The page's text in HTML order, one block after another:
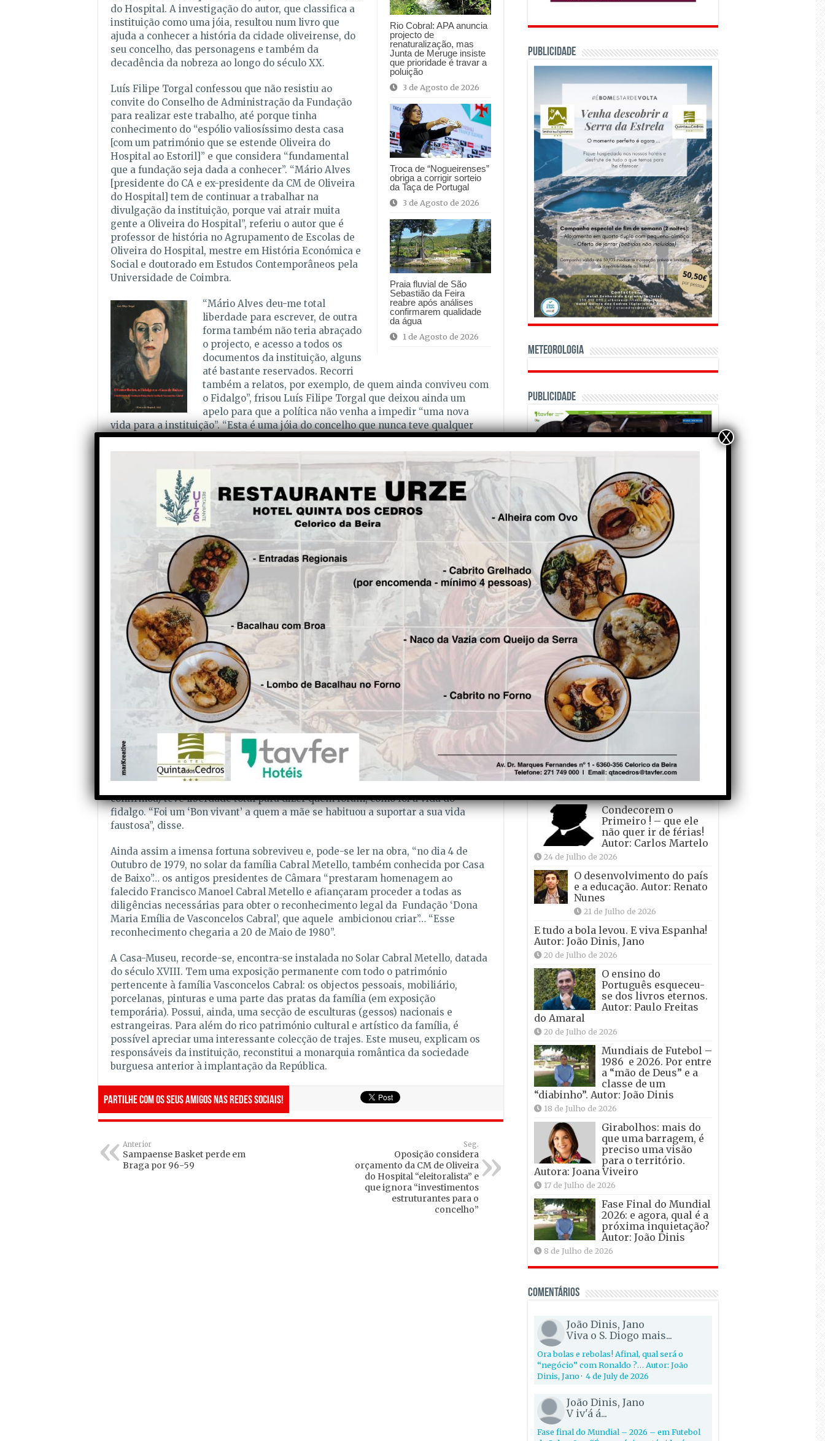
Rio Cobral: APA anuncia
projecto de
renaturalização, mas
Junta de Meruge insiste
que prioridade é travar a
poluição
3 de Agosto de 2026
Troca de “Nogueirenses”
obriga a corrigir sorteio
da Taça de Portugal
3 de Agosto de 2026
Praia fluvial de São
Sebastião da Feira
reabre após análises
confirmarem qualidade
da água
1 de Agosto de 2026
do Hospital. A investigação do autor, que classifica a
instituição como uma jóia, resultou num livro que
ajuda a conhecer a história da cidade oliveirense, do
seu concelho, das personagens e também da
decadência da nobreza ao longo do século XX.
Luís Filipe Torgal confessou que não resistiu ao
convite do Conselho de Administração da Fundação
para realizar este trabalho, até porque tinha
conhecimento do “espólio valiosíssimo desta casa
[com um património que se estende Oliveira do
Hospital ao Estoril]” e que considera “fundamental
que a fundação seja dada a conhecer”. “Mário Alves
[presidente do CA e ex-presidente da CM de Oliveira
do Hospital] tem de continuar a trabalhar na
divulgação da instituição, porque vai atrair muita
gente a Oliveira do Hospital”, referiu o autor que é
professor de história no Agrupamento de Escolas de
Oliveira do Hospital, mestre em História Económica e
Social e doutorado em Estudos Contemporâneos pela
Universidade de Coimbra.
“Mário Alves deu-me total
liberdade para escrever, de outra
forma também não teria abraçado
o projecto, e acesso a todos os
documentos da instituição, alguns
até bastante reservados. Recorri
também a relatos, por exemplo, de quem ainda conviveu com
o Fidalgo”, frisou Luís Filipe Torgal que deixou ainda um
apelo para que a política não venha a impedir “uma nova
vida para a instituição”. “Esta é uma jóia do concelho que nunca teve qualquer
apoio público e não pode ser metida em quezílias políticas”, sublinhou.
Mário Alves quer dinamizar e revitalizar a Fundação
O presidente do Concelho de Administração da Fundação, Mário Alves, que
assumiu funções “pro bono” em 2021, tendo desde essa data realizado um
trabalho no sentido de revitalizar uma instituição que “se encontrava
adormecida”, procurando condições para abrir o espaço ao público. E assegurou
que está ali, juntamente com os colegas, simplesmente a “gerir aquilo que é de
todos os oliveirenses”. E em resposta ao desafio deixado por Luís Filipe Torgal, o
ex-presidente da Câmara Municipal, de resto, aproveitou para dizer ao
presidente da autarquia, José Francisco Rolo, que se encontrava ao seu lado, que
a sua equipa está a trabalhar no sentido de lhe apresentar um protocolo que irá
ajudar a publicitar e a trazer mais pessoas à instituição. “Isso é muito importante,
porque, isto é, património dos oliveirenses”, frisou.
Mário Alves explicou que este livro é fundamental para memória futura. “Hoje
ainda há algumas pessoas vivas que podem contar a história e que conviveram
com pessoas gente desta casa. E é importante recolher esses depoimentos.
Havia elementos soltos, mas não havia nada documentado que relatasse a
história desta família”, referiu, frisando que esse aspecto foi conseguido com este
livro.
“Já passou por aqui muita gente, mas não ficou nada para que no futuro se saiba o
que foi esta casa. Queríamos um livro feito com rigor histórico e o autor teria de
ser uma pessoa ligada a essa área. Pensamos de imediato em Luís Filipe Torgal
confirmou) teve liberdade total para dizer quem foram, como foi a vida do
fidalgo. “Foi um ‘Bon vivant’ a quem a mãe se habituou a suportar a sua vida
faustosa”, disse.
Ainda assim a imensa fortuna sobreviveu e, pode-se ler na obra, “no dia 4 de
Outubro de 1979, no solar da família Cabral Metello, também conhecida por Casa
de Baixo”… os antigos presidentes de Câmara “prestaram homenagem ao
falecido Francisco Manoel Cabral Metello e afiançaram proceder a todas as
diligências necessárias para obter o reconhecimento legal da Fundação ‘Dona
Maria Emília de Vasconcelos Cabral’, que aquele ambicionou criar”… “Esse
reconhecimento chegaria a 20 de Maio de 1980”.
A Casa-Museu, recorde-se, encontra-se instalada no Solar Cabral Metello, datada
do século XVIII. Tem uma exposição permanente com todo o património
pertencente à família Vasconcelos Cabral: os objectos pessoais, mobiliário,
porcelanas, pinturas e uma parte das pratas da família (em exposição
temporária). Possui, ainda, uma secção de esculturas (gessos) nacionais e
estrangeiras. Para além do rico património cultural e artístico da família, é
possível apreciar uma interessante colecção de trajes. Este museu, explicam os
responsáveis da instituição, reconstitui a monarquia romântica da sociedade
burguesa anterior à implantação da República.
Partilhe com os seus amigos nas redes sociais!
Anterior
Sampaense Basket perde em
Braga por 96-59
Seg.
Oposição considera
orçamento da CM de Oliveira
do Hospital “eleitoralista” e
que ignora “investimentos
estruturantes para o
concelho”
PUBLICIDADE
Meteorologia
Publicidade
OPINIÃO E CRÓNICAS
Matraquilhos… Autor:
Fernando Roldão
6 de Agosto de 2026
A marca Sporting em
todo o mundo está a
crescer atrás de
Ronaldo. Autor: Paulo
Freitas do Amaral
5 de Agosto de 2026
Falso crescimento…
Autor: Nuno Pereira
1 de Agosto de 2026
Tadei Pogacar vence o
“Tour” – A “Volta a
França em Bicicleta”
pela quinta vez! Autor:
João Dinis
Condecorem o
Primeiro ! – que ele
não quer ir de férias!
Autor: Carlos Martelo
24 de Julho de 2026
O desenvolvimento do país
e a educação. Autor: Renato
Nunes
21 de Julho de 2026
E tudo a bola levou. E viva Espanha!
Autor: João Dinis, Jano
20 de Julho de 2026
O ensino do
Português esqueceu-
se dos livros eternos.
Autor: Paulo Freitas
do Amaral
20 de Julho de 2026
Mundiais de Futebol –
1986 e 2026. Por entre
a “mão de Deus” e a
classe de um
“diabinho”. Autor: João Dinis
18 de Julho de 2026
Girabolhos: mais do
que uma barragem, é
preciso uma visão
para o território.
Autora: Joana Viveiro
17 de Julho de 2026
Fase Final do Mundial
2026: e agora, qual é a
próxima inquietação?
Autor: João Dinis
8 de Julho de 2026
Comentários
João Dinis, Jano
Viva o S. Diogo mais...
Ora bolas e rebolas! Afinal, qual será o
“negócio” com Ronaldo ?… Autor: João
Dinis, Jano· 4 de July de 2026
João Dinis, Jano
V iv'á á...
Fase final do Mundial – 2026 – em Futebol
X